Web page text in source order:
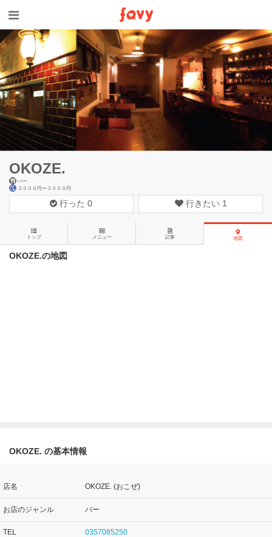
OKOZE.
バー
２０００円〜３０００円
行った0 行きたい 1
トップ メニュー 記事 地図
OKOZE.の地図
OKOZE. の基本情報
店名 OKOZE. (おこぜ)
お店のジャンル バー
TEL 0357085250